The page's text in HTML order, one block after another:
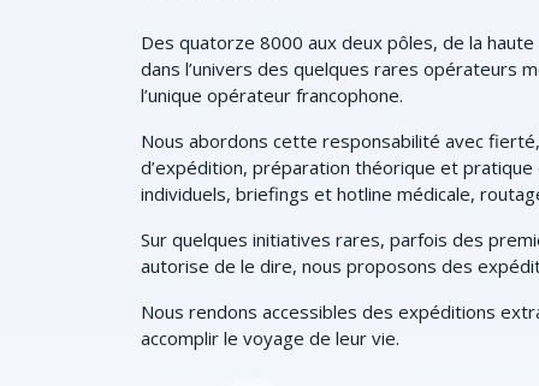
Des quatorze 8000 aux deux pôles, de la
dans l’univers des quelques rares opérateurs
l’unique opérateur francophone.
Nous abordons cette responsabilité avec
d’expédition, préparation théorique et
individuels, briefings et hotline médicale,
Sur quelques initiatives rares, parfois des
autorise de le dire, nous proposons des
Nous rendons accessibles des expéditions
accomplir le voyage de leur vie.